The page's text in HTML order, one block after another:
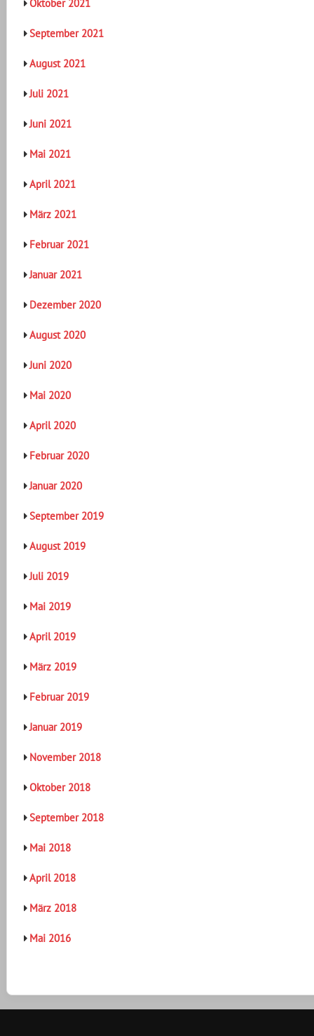
Oktober 2021
September 2021
August 2021
Juli 2021
Juni 2021
Mai 2021
April 2021
März 2021
Februar 2021
Januar 2021
Dezember 2020
August 2020
Juni 2020
Mai 2020
April 2020
Februar 2020
Januar 2020
September 2019
August 2019
Juli 2019
Mai 2019
April 2019
März 2019
Februar 2019
Januar 2019
November 2018
Oktober 2018
September 2018
Mai 2018
April 2018
März 2018
Mai 2016